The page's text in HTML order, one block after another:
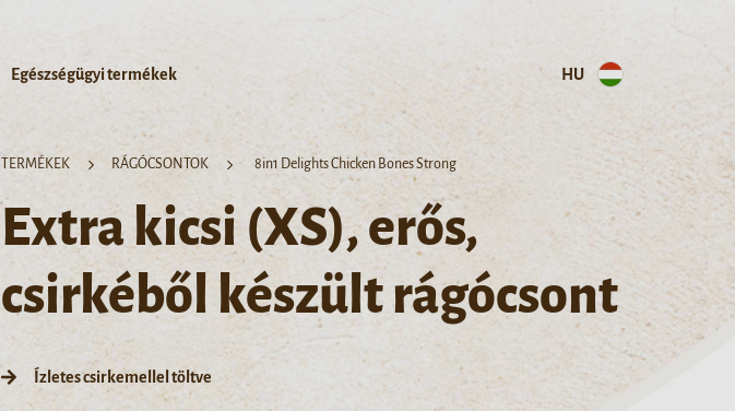
Egészségügyi termékek HU
TERMÉKEK RÁGÓCSONTOK 8in1 Delights Chicken Bones Strong
Extra kicsi (XS), erős,
csirkéből készült rágócsont
Ízletes csirkemellel töltve